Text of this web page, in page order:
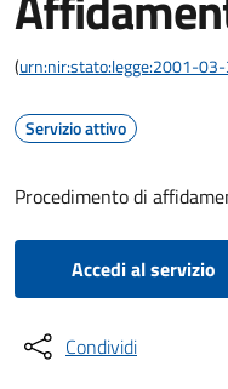
(urn:nir:stato:legge:2001-
Servizio attivo
Procedimento di
Accedi al servizio
Condividi